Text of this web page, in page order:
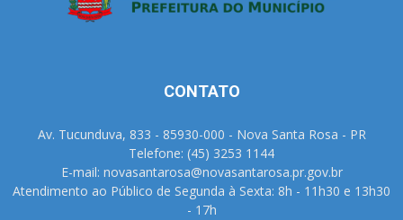
CONTATO
Av. Tucunduva, 833 - 85930-000 - Nova Santa Rosa - PR
Telefone: (45) 3253 1144
E-mail: novasantarosa@novasantarosa.pr.gov.br
Atendimento ao Público de Segunda à Sexta: 8h - 11h30 e 13h30
- 17h